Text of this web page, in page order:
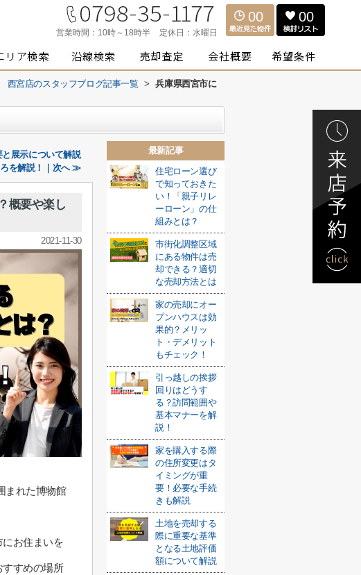
営業時間： 10時～18時半 定休日： 水曜日
00 00
宮店のスタッフブログ記事一覧 >
兵庫県西宮市に
展示について解説
を解説！｜次へ ≫
概要や楽し
2021-11-30
まれた博物館
お住まいを
すめの場所
最新記事
住宅ローン選び
で知っておきた
い！「親子リレ
ーローン」の仕
組みとは？
市街化調整区域
にある物件は売
却できる？適切
な売却方法とは
家の売却にオー
プンハウスは効
果的？メリッ
ト・デメリット
もチェック！
引っ越しの挨拶
回りはどうす
る？訪問範囲や
基本マナーを解
説！
家を購入する際
の住所変更はタ
イミングが重
要！必要な手続
きも解説
土地を売却する
際に重要な基準
となる土地評価
額について解説